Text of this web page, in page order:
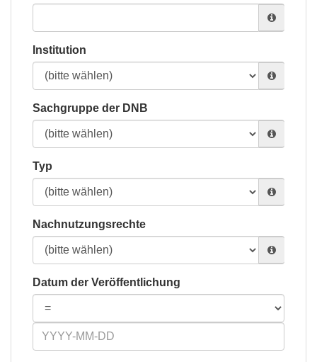
Institution
Sachgruppe der DNB
Typ
Nachnutzungsrechte
Datum der Veröffentlichung